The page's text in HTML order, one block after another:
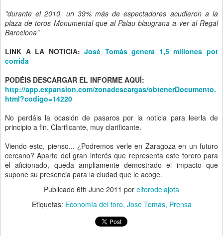
"durante el 2010, un 39% más de espectadores acudieron a la
plaza de toros Monumental que al Palau blaugrana a ver al Regal
Barcelona"
LINK A LA NOTICIA: José Tomás genera 1,5 millones por
corrida
PODÉIS DESCARGAR EL INFORME AQUÍ:
http://app.expansion.com/zonadescargas/obtenerDocumento.
html?codigo=14220
No perdáis la ocasión de pasaros por la noticia para leerla de
principio a fin. Clarificante, muy clarificante.
Viendo esto, pienso... ¿Podremos verle en Zaragoza en un futuro
cercano? Aparte del gran interés que representa este torero para
el aficionado, queda ampliamente demostrado el impacto que
supone su presencia para la ciudad que le acoge.
Publicado 6th June 2011 por eltorodelajota
Etiquetas: Economía del toro Jose Tomás Prensa